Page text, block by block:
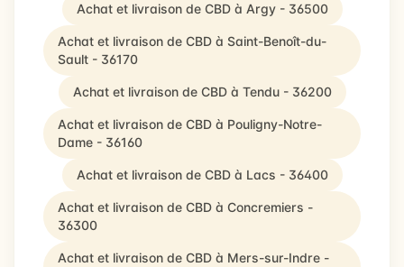
Achat et livraison de CBD à Argy - 36500
Achat et livraison de CBD à Saint-Benoît-du-
Sault - 36170
Achat et livraison de CBD à Tendu - 36200
Achat et livraison de CBD à Pouligny-Notre-
Dame - 36160
Achat et livraison de CBD à Lacs - 36400
Achat et livraison de CBD à Concremiers -
36300
Achat et livraison de CBD à Mers-sur-Indre -